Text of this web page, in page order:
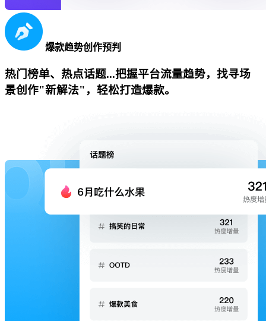
爆款趋势创作预判
热门榜单、热点话题...把握平台流量趋势，找寻场
景创作"新解法"，轻松打造爆款。